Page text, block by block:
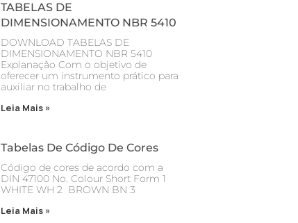
TABELAS DE
DIMENSIONAMENTO NBR 5410
DOWNLOAD TABELAS DE
DIMENSIONAMENTO NBR 5410
Explanaçâo Com o objetivo de
oferecer um instrumento prático para
auxiliar no trabalho de
Leia Mais »
Tabelas De Código De Cores
Código de cores de acordo com a
DIN 47100 No. Colour Short Form 1
WHITE WH 2 BROWN BN 3
Leia Mais »